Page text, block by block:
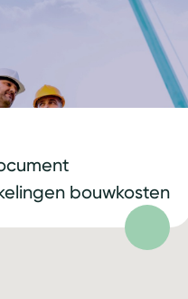
bouwkosten